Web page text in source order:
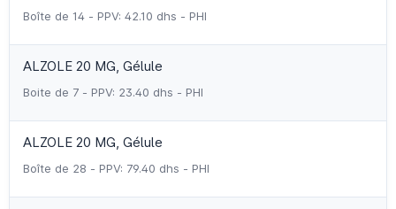
Boîte de 14 - PPV: 42.10 dhs - PHI
ALZOLE 20 MG, Gélule
Boite de 7 - PPV: 23.40 dhs - PHI
ALZOLE 20 MG, Gélule
Boîte de 28 - PPV: 79.40 dhs - PHI